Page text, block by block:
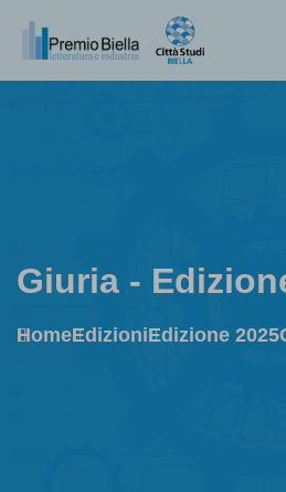
Giuria -
HomeEdizioniEdizione 2025